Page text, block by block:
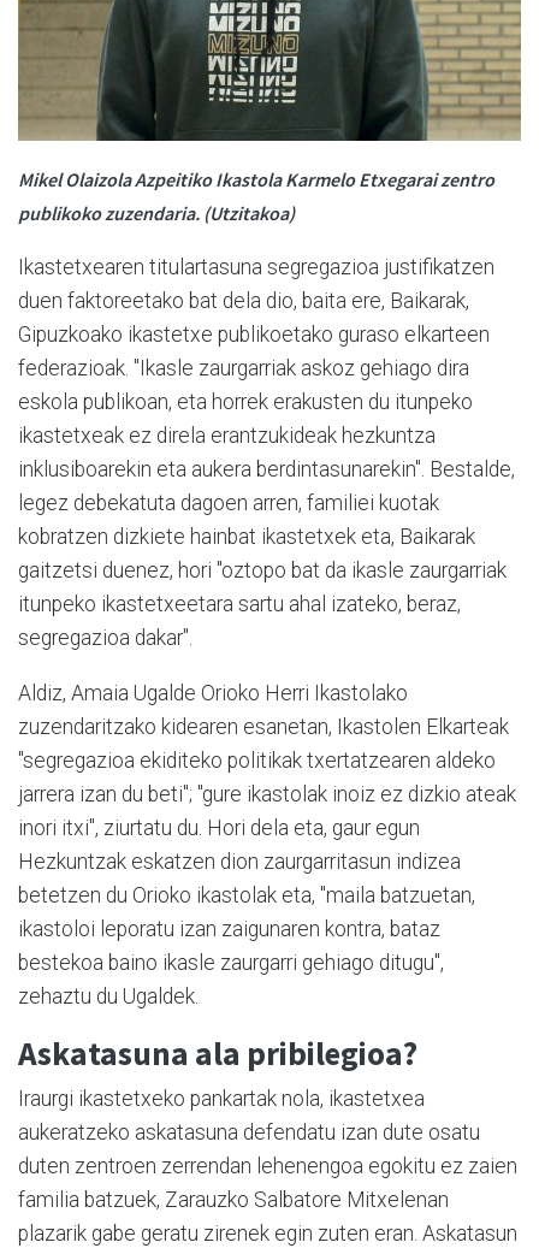
Mikel Olaizola Azpeitiko Ikastola Karmelo Etxegarai zentro
publikoko zuzendaria. (Utzitakoa)
Ikastetxearen titulartasuna segregazioa justifikatzen
duen faktoreetako bat dela dio, baita ere, Baikarak,
Gipuzkoako ikastetxe publikoetako guraso elkarteen
federazioak. "Ikasle zaurgarriak askoz gehiago dira
eskola publikoan, eta horrek erakusten du itunpeko
ikastetxeak ez direla erantzukideak hezkuntza
inklusiboarekin eta aukera berdintasunarekin". Bestalde,
legez debekatuta dagoen arren, familiei kuotak
kobratzen dizkiete hainbat ikastetxek eta, Baikarak
gaitzetsi duenez, hori "oztopo bat da ikasle zaurgarriak
itunpeko ikastetxeetara sartu ahal izateko, beraz,
segregazioa dakar".
Aldiz, Amaia Ugalde Orioko Herri Ikastolako
zuzendaritzako kidearen esanetan, Ikastolen Elkarteak
"segregazioa ekiditeko politikak txertatzearen aldeko
jarrera izan du beti"; "gure ikastolak inoiz ez dizkio ateak
inori itxi", ziurtatu du. Hori dela eta, gaur egun
Hezkuntzak eskatzen dion zaurgarritasun indizea
betetzen du Orioko ikastolak eta, "maila batzuetan,
ikastoloi leporatu izan zaigunaren kontra, bataz
bestekoa baino ikasle zaurgarri gehiago ditugu",
zehaztu du Ugaldek.
Askatasuna ala pribilegioa?
Iraurgi ikastetxeko pankartak nola, ikastetxea
aukeratzeko askatasuna defendatu izan dute osatu
duten zentroen zerrendan lehenengoa egokitu ez zaien
familia batzuek, Zarauzko Salbatore Mitxelenan
plazarik gabe geratu zirenek egin zuten eran. Askatasun